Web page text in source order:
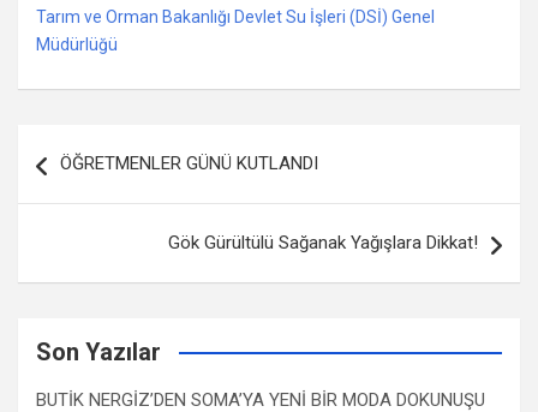
Tarım ve Orman Bakanlığı Devlet Su İşleri (DSİ) Genel
Müdürlüğü
dolaşımı
ÖĞRETMENLER GÜNÜ KUTLANDI
Gök Gürültülü Sağanak Yağışlara Dikkat!
Son Yazılar
BUTİK NERGİZ’DEN SOMA’YA YENİ BİR MODA DOKUNUŞU